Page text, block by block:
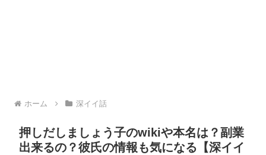
ホーム 深イイ話
押しだしましょう子のwikiや本名は？副業
出来るの？彼氏の情報も気になる【深イイ